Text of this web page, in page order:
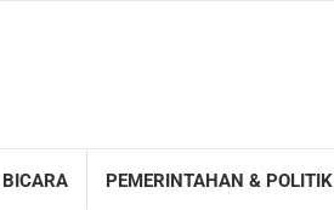
PEMERINTAHAN & POLITIK